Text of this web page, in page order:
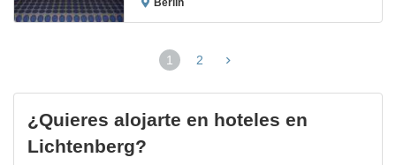
Berlín
1
(página
2
¿Quieres alojarte en hoteles en
Lichtenberg?